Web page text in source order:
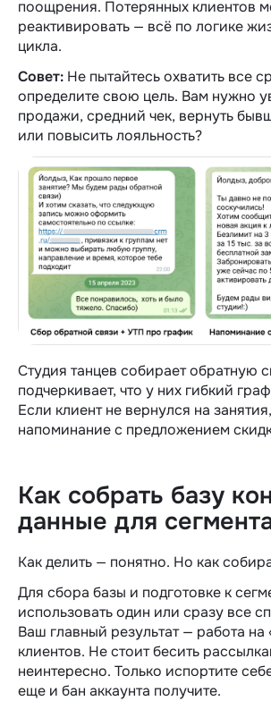
поощрения. Потерянных клиентов
реактивировать — всё по логике
цикла.
Совет: Не пытайтесь охватить все
определите свою цель. Вам нужно
продажи, средний чек, вернуть
или повысить лояльность?
Студия танцев собирает обратную
подчеркивает, что у них гибкий
Если клиент не вернулся на
напоминание с предложением
Как собрать базу
данные для
Как делить — понятно. Но как
Для сбора базы и подготовке к
использовать один или сразу все
Ваш главный результат — работа на
клиентов. Не стоит бесить
неинтересно. Только испортите
еще и бан аккаунта получите.